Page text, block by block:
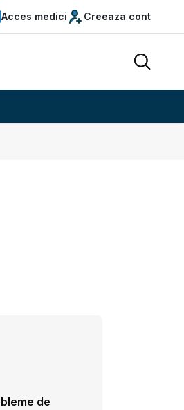
Acces medici Creeaza cont
de